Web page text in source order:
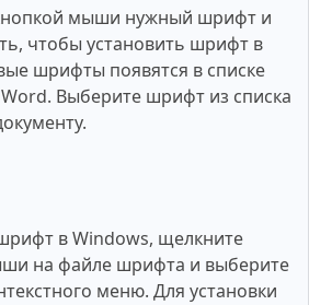
мыши нужный шрифт и
чтобы установить шрифт в
шрифты появятся в списке
Выберите шрифт из списка
в Windows, щелкните
на файле шрифта и выберите
меню. Для установки